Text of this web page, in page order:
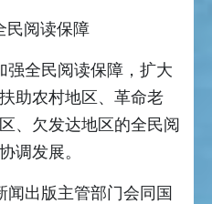
阅读保障
全民阅读保障，扩大
助农村地区、革命老
、欠发达地区的全民阅
调发展。
出版主管部门会同国